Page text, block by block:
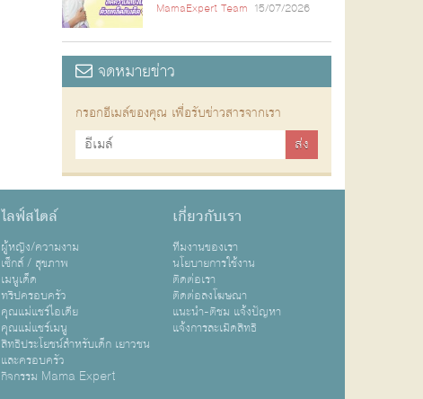
MamaExpert Team 15/07/2026
จดหมายข่าว
กรอกอีเมล์ของคุณ เพื่อรับข่าวสารจากเรา
ไลฟ์สไตล์
ผู้หญิง/ความงาม
เซ็กส์ / สุขภาพ
เมนูเด็ด
ทริปครอบครัว
คุณแม่แชร์ไอเดีย
คุณแม่แชร์เมนู
สิทธิประโยชน์สำหรับเด็ก เยาวชน
และครอบครัว
กิจกรรม Mama Expert
เกี่ยวกับเรา
ทีมงานของเรา
นโยบายการใช้งาน
ติดต่อเรา
ติดต่อลงโฆษณา
แนะนำ-ติชม แจ้งปัญหา
แจ้งการละเมิดสิทธิ